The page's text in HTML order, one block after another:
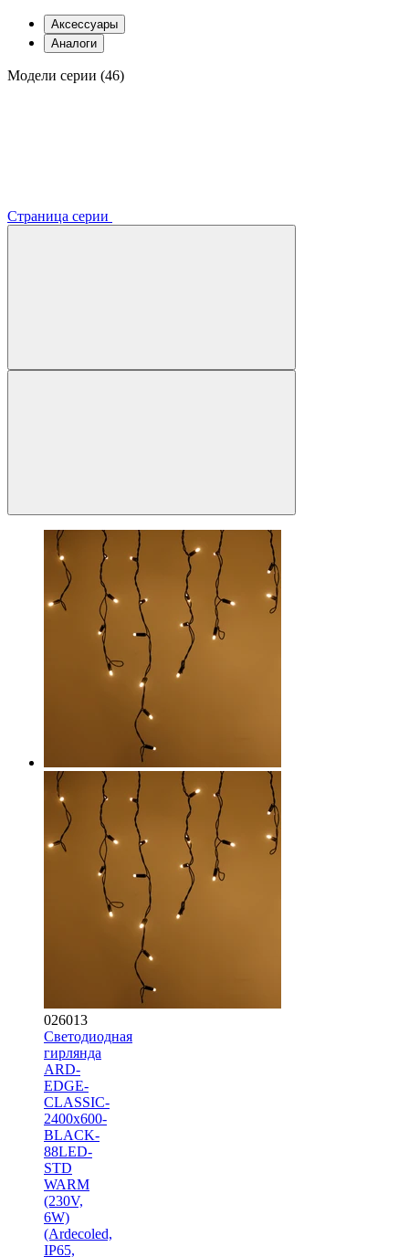
Аксессуары
Аналоги
Модели серии (46)
Страница серии
026013
Светодиодная
гирлянда
ARD-
EDGE-
CLASSIC-
2400x600-
BLACK-
88LED-
STD
WARM
(230V,
6W)
(Ardecoled,
IP65,